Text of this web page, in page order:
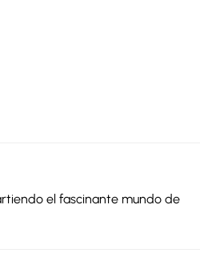
el fascinante mundo de